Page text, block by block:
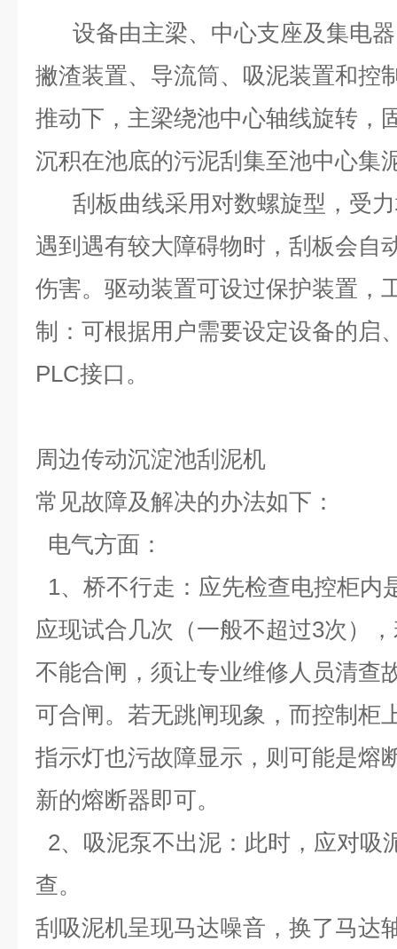
设备由主梁、中心支座及集电器
撇渣装置、导流筒、吸泥装置和控
推动下，主梁绕池中心轴线旋转，
沉积在池底的污泥刮集至池中心集
刮板曲线采用对数螺旋型，受力
遇到遇有较大障碍物时，刮板会自
伤害。驱动装置可设过保护装置，
制：可根据用户需要设定设备的启
PLC接口。
周边传动沉淀池刮泥机
常见故障及解决的办法如下：
电气方面：
1、桥不行走：应先检查电控柜内
应现试合几次（一般不超过3次）
不能合闸，须让专业维修人员清查
可合闸。若无跳闸现象，而控制柜
指示灯也污故障显示，则可能是熔
新的熔断器即可。
2、吸泥泵不出泥：此时，应对吸
查。
刮吸泥机呈现马达噪音，换了马达